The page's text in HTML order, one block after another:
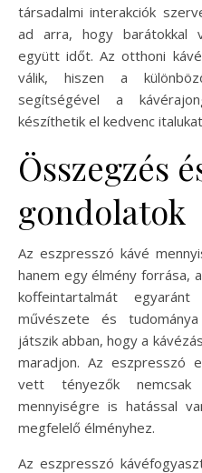
társadalmi interakciók
ad arra, hogy barátokkal
együtt időt. Az otthoni
válik, hiszen a
segítségével a
készíthetik el kedvenc
Összegzés
gondolatok
Az eszpresszó kávé
hanem egy élmény forrása,
koffeintartalmát
művészete és
játszik abban, hogy a
maradjon. Az eszpresszó
vett tényezők
mennyiségre is hatással
megfelelő élményhez.
Az eszpresszó